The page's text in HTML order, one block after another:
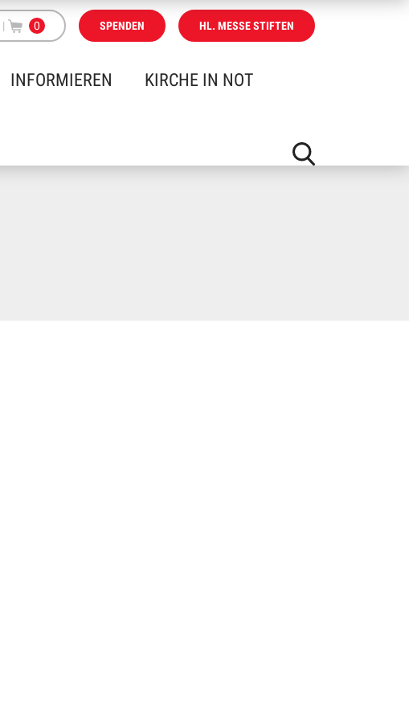
| 0 SPENDEN HL. MESSE STIFTEN
INFORMIEREN KIRCHE IN NOT